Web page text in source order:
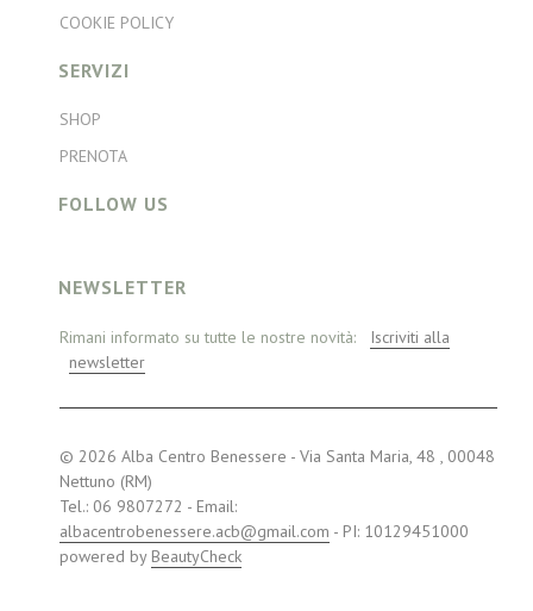
COOKIE POLICY
SERVIZI
SHOP
PRENOTA
FOLLOW US
NEWSLETTER
Rimani informato su tutte le nostre novità:
Iscriviti alla
newsletter
© 2026 Alba Centro Benessere - Via Santa Maria, 48 , 00048
Nettuno (RM)
Tel.: 06 9807272 - Email:
albacentrobenessere.acb@gmail.com - PI: 10129451000
powered by BeautyCheck